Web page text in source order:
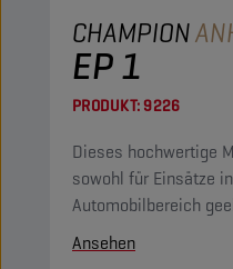
CHAMPION
EP 1
PRODUKT:9226
Dieses hochwertige
sowohl für Einsätze
Automobilbereich
Ansehen